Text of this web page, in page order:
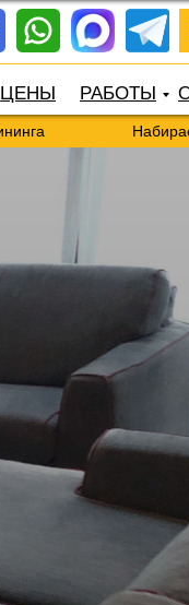
ЦЕНЫ РАБОТЫ
Набираем